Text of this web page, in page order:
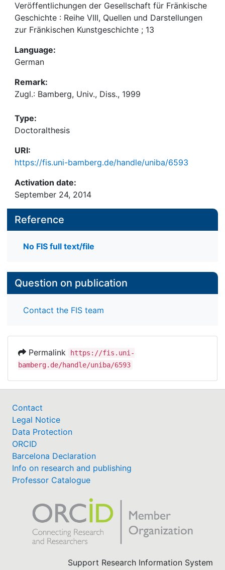
Veröffentlichungen der Gesellschaft für Fränkische
Geschichte : Reihe VIII, Quellen und Darstellungen
zur Fränkischen Kunstgeschichte ; 13
Language:
German
Remark:
Zugl.: Bamberg, Univ., Diss., 1999
Type:
Doctoralthesis
URI:
https://fis.uni-bamberg.de/handle/uniba/6593
Activation date:
September 24, 2014
Reference
No FIS full text/file
Question on publication
Contact the FIS team
Permalink
https://fis.uni-
bamberg.de/handle/uniba/6593
Contact
Legal Notice
Data Protection
ORCID
Barcelona Declaration
Info on research and publishing
Professor Catalogue
Support Research Information System